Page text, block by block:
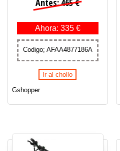
Antes: 465 €
Ahora: 335 €
Codigo; AFAA4877186A
Ir al chollo
Gshopper